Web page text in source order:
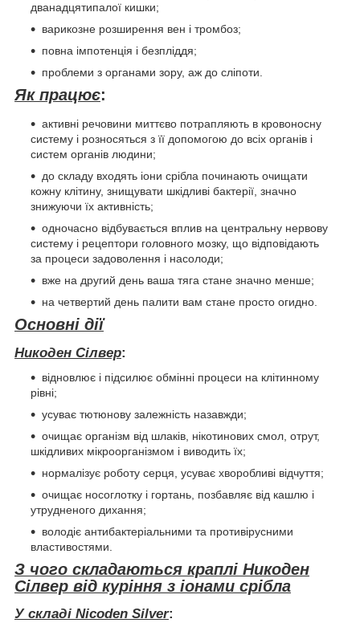
дванадцятипалої кишки;
варикозне розширення вен і тромбоз;
повна імпотенція і безпліддя;
проблеми з органами зору, аж до сліпоти.
Як працює:
активні речовини миттєво потрапляють в кровоносну
систему і розносяться з її допомогою до всіх органів і
систем органів людини;
до складу входять іони срібла починають очищати
кожну клітину, знищувати шкідливі бактерії, значно
знижуючи їх активність;
одночасно відбувається вплив на центральну нервову
систему і рецептори головного мозку, що відповідають
за процеси задоволення і насолоди;
вже на другий день ваша тяга стане значно менше;
на четвертий день палити вам стане просто огидно.
Основні дії
Никоден Сілвер:
відновлює і підсилює обмінні процеси на клітинному
рівні;
усуває тютюнову залежність назавжди;
очищає організм від шлаків, нікотинових смол, отрут,
шкідливих мікроорганізмом і виводить їх;
нормалізує роботу серця, усуває хворобливі відчуття;
очищає носоглотку і гортань, позбавляє від кашлю і
утрудненого дихання;
володіє антибактеріальними та противірусними
властивостями.
З чого складаються краплі Никоден
Сілвер від куріння з іонами срібла
У складі Nicoden Silver: